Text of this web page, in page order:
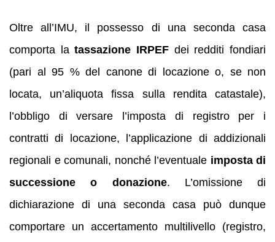
Oltre all’IMU, il possesso di una seconda casa
comporta latassazione IRPEF dei redditi fondiari
(pari al 95 % del canone di locazione o, se non
locata, un’aliquota fissa sulla rendita catastale),
l’obbligo di versare l’imposta di registro per i
contratti di locazione, l’applicazione di addizionali
regionali e comunali, nonché l’eventuale imposta di
successione o donazione. L’omissione di
dichiarazione di una seconda casa può dunque
comportare un accertamento multilivello (registro,